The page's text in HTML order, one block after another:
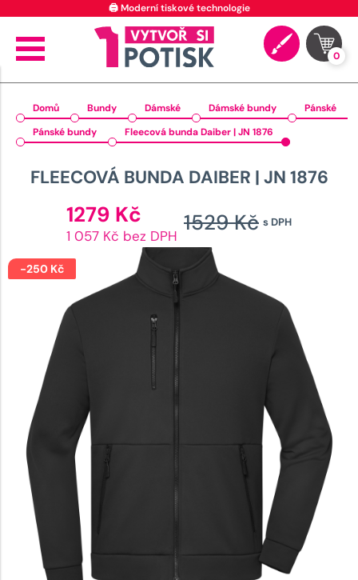
🖨️ Moderní tiskové technologie
0
Domů Bundy Dámské Dámské bundy
Pánské
Pánské bundy
Fleecová bunda Daiber | JN 1876
FLEECOVÁ BUNDA DAIBER | JN 1876
s DPH
1529Kč
1529
1279 Kč cena
je:
1279 Kč.
1 057 Kč bez DPH
-250Kč